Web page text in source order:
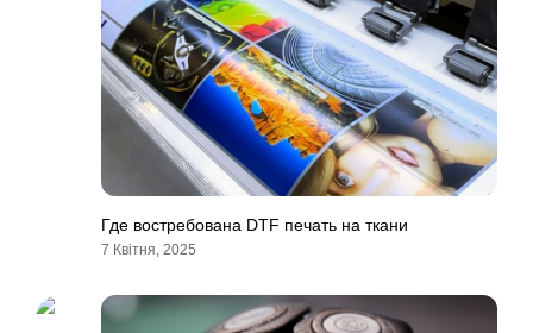
Где востребована DTF печать на ткани
7 Квітня, 2025